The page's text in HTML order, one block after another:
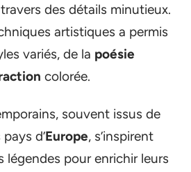
des détails minutieux.
artistiques a permis
variés, de la poésie
colorée.
souvent issus de
d’Europe, s’inspirent
légendes pour enrichir leurs